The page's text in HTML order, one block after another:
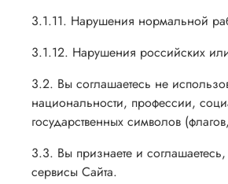
3.1.11. Нарушения нормальной
3.1.12. Нарушения российских
3.2. Вы соглашаетесь не
национальности, профессии,
государственных символов
3.3. Вы признаете и
сервисы Сайта.